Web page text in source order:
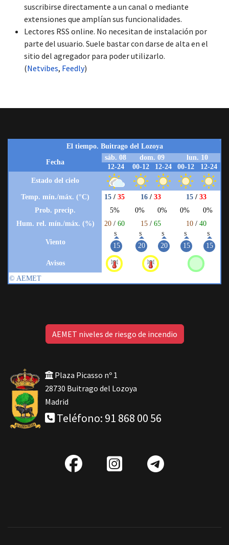
suscribirse directamente a un canal o mediante
extensiones que amplían sus funcionalidades.
Lectores RSS online. No necesitan de instalación por
parte del usuario. Suele bastar con darse de alta en el
sitio del agregador para poder utilizarlo.
(Netvibes, Feedly)
AEMET niveles de riesgo de incendio
Plaza Picasso nº 1
28730 Buitrago del Lozoya
Madrid
Teléfono: 91 868 00 56
fab
IG